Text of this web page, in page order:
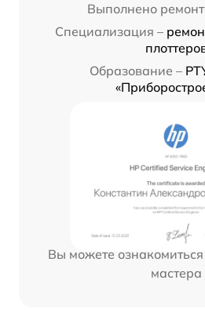
Выполнено
Специализация –
Образование –
Вы можете
мастера